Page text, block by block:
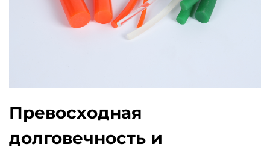
Превосходная
долговечность и